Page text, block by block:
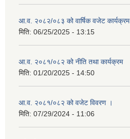
आ.व. २०८२/०८३ को वार्षिक वजेट कार्यक्रम
मिति: 06/25/2025 - 13:15
आ.व. २०८१/०८२ को नीति तथा कार्यक्रम
मिति: 01/20/2025 - 14:50
आ.व. २०८१/०८२ को वजेट विवरण ।
मिति: 07/29/2024 - 11:06